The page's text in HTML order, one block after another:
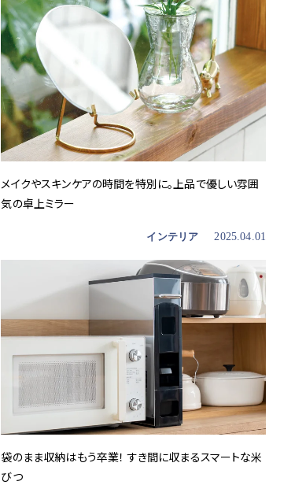
メイクやスキンケアの時間を特別に。上品で優しい雰囲
気の卓上ミラー
インテリア 2025.04.01
袋のまま収納はもう卒業！ すき間に収まるスマートな米
びつ